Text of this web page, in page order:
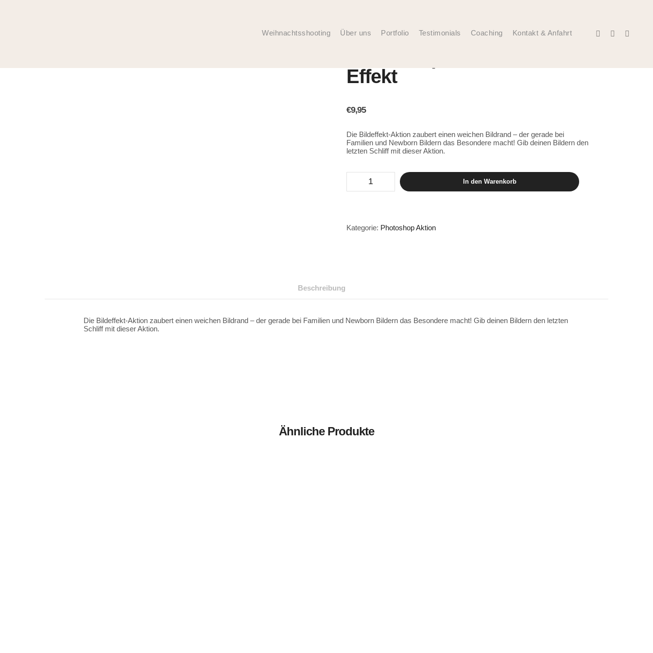
Weihnachtsshooting Über uns Portfolio Testimonials Coaching Kontakt & Anfahrt
Effekt
€9,95
Die Bildeffekt-Aktion zaubert einen weichen Bildrand – der gerade bei
Familien und Newborn Bildern das Besondere macht! Gib deinen Bildern den
letzten Schliff mit dieser Aktion.
Bild
In den Warenkorb
Kategorie: Photoshop Aktion
Beschreibung
Die Bildeffekt-Aktion zaubert einen weichen Bildrand – der gerade bei Familien und Newborn Bildern das Besondere macht! Gib deinen Bildern den letzten
Schliff mit dieser Aktion.
Ähnliche Produkte